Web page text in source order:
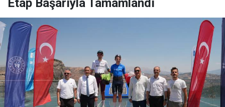
Etap Başarıyla Tamamlandı